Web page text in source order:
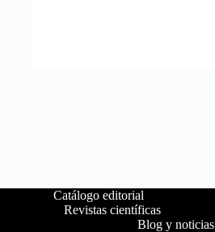
Catálogo editorial
Revistas científicas
Blog y noticias